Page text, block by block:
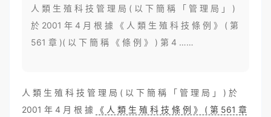
人 類 生 殖 科 技 管 理 局 ( 以 下 簡 稱 「 管 理 局 」 )
於 2001 年 4 月 根 據 《 人 類 生 殖 科 技 條 例 》 ( 第
561 章 )( 以 下 簡 稱 《 條 例 》 ) 第 4 ……
人 類 生 殖 科 技 管 理 局 ( 以 下 簡 稱 「 管 理 局 」 ) 於
2001 年 4 月 根 據
《 人 類 生 殖 科 技 條 例 》 ( 第 561 章